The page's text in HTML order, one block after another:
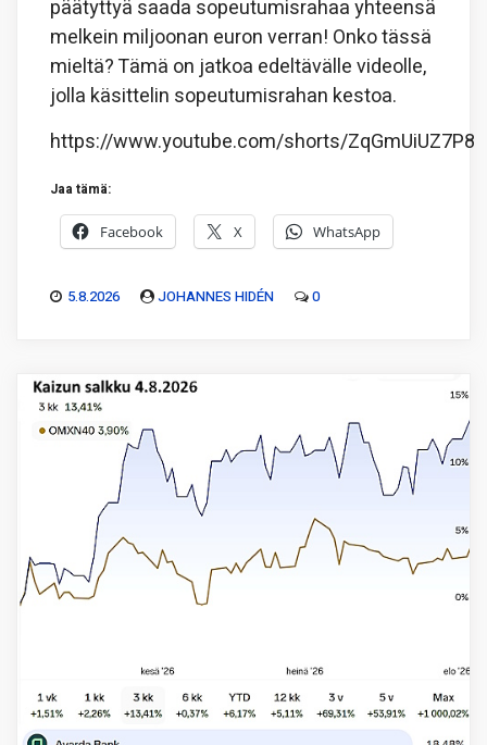
päätyttyä saada sopeutumisrahaa yhteensä
melkein miljoonan euron verran! Onko tässä
mieltä? Tämä on jatkoa edeltävälle videolle,
jolla käsittelin sopeutumisrahan kestoa.
https://www.youtube.com/shorts/ZqGmUiUZ7P8
Jaa tämä:
Facebook X WhatsApp
5.8.2026 JOHANNES HIDÉN 0